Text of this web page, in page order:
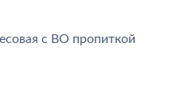
с ВО пропиткой